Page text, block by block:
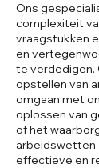
Ons
complexiteit
vraagstukken
en
te verdedigen.
opstellen van
omgaan met
oplossen van
of het
effectieve en